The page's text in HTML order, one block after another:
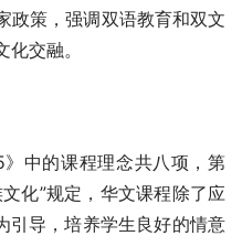
政策，强调双语教育和双文
交融。
》中的课程理念共八项，第
化”规定，华文课程除了应
引导，培养学生良好的情意